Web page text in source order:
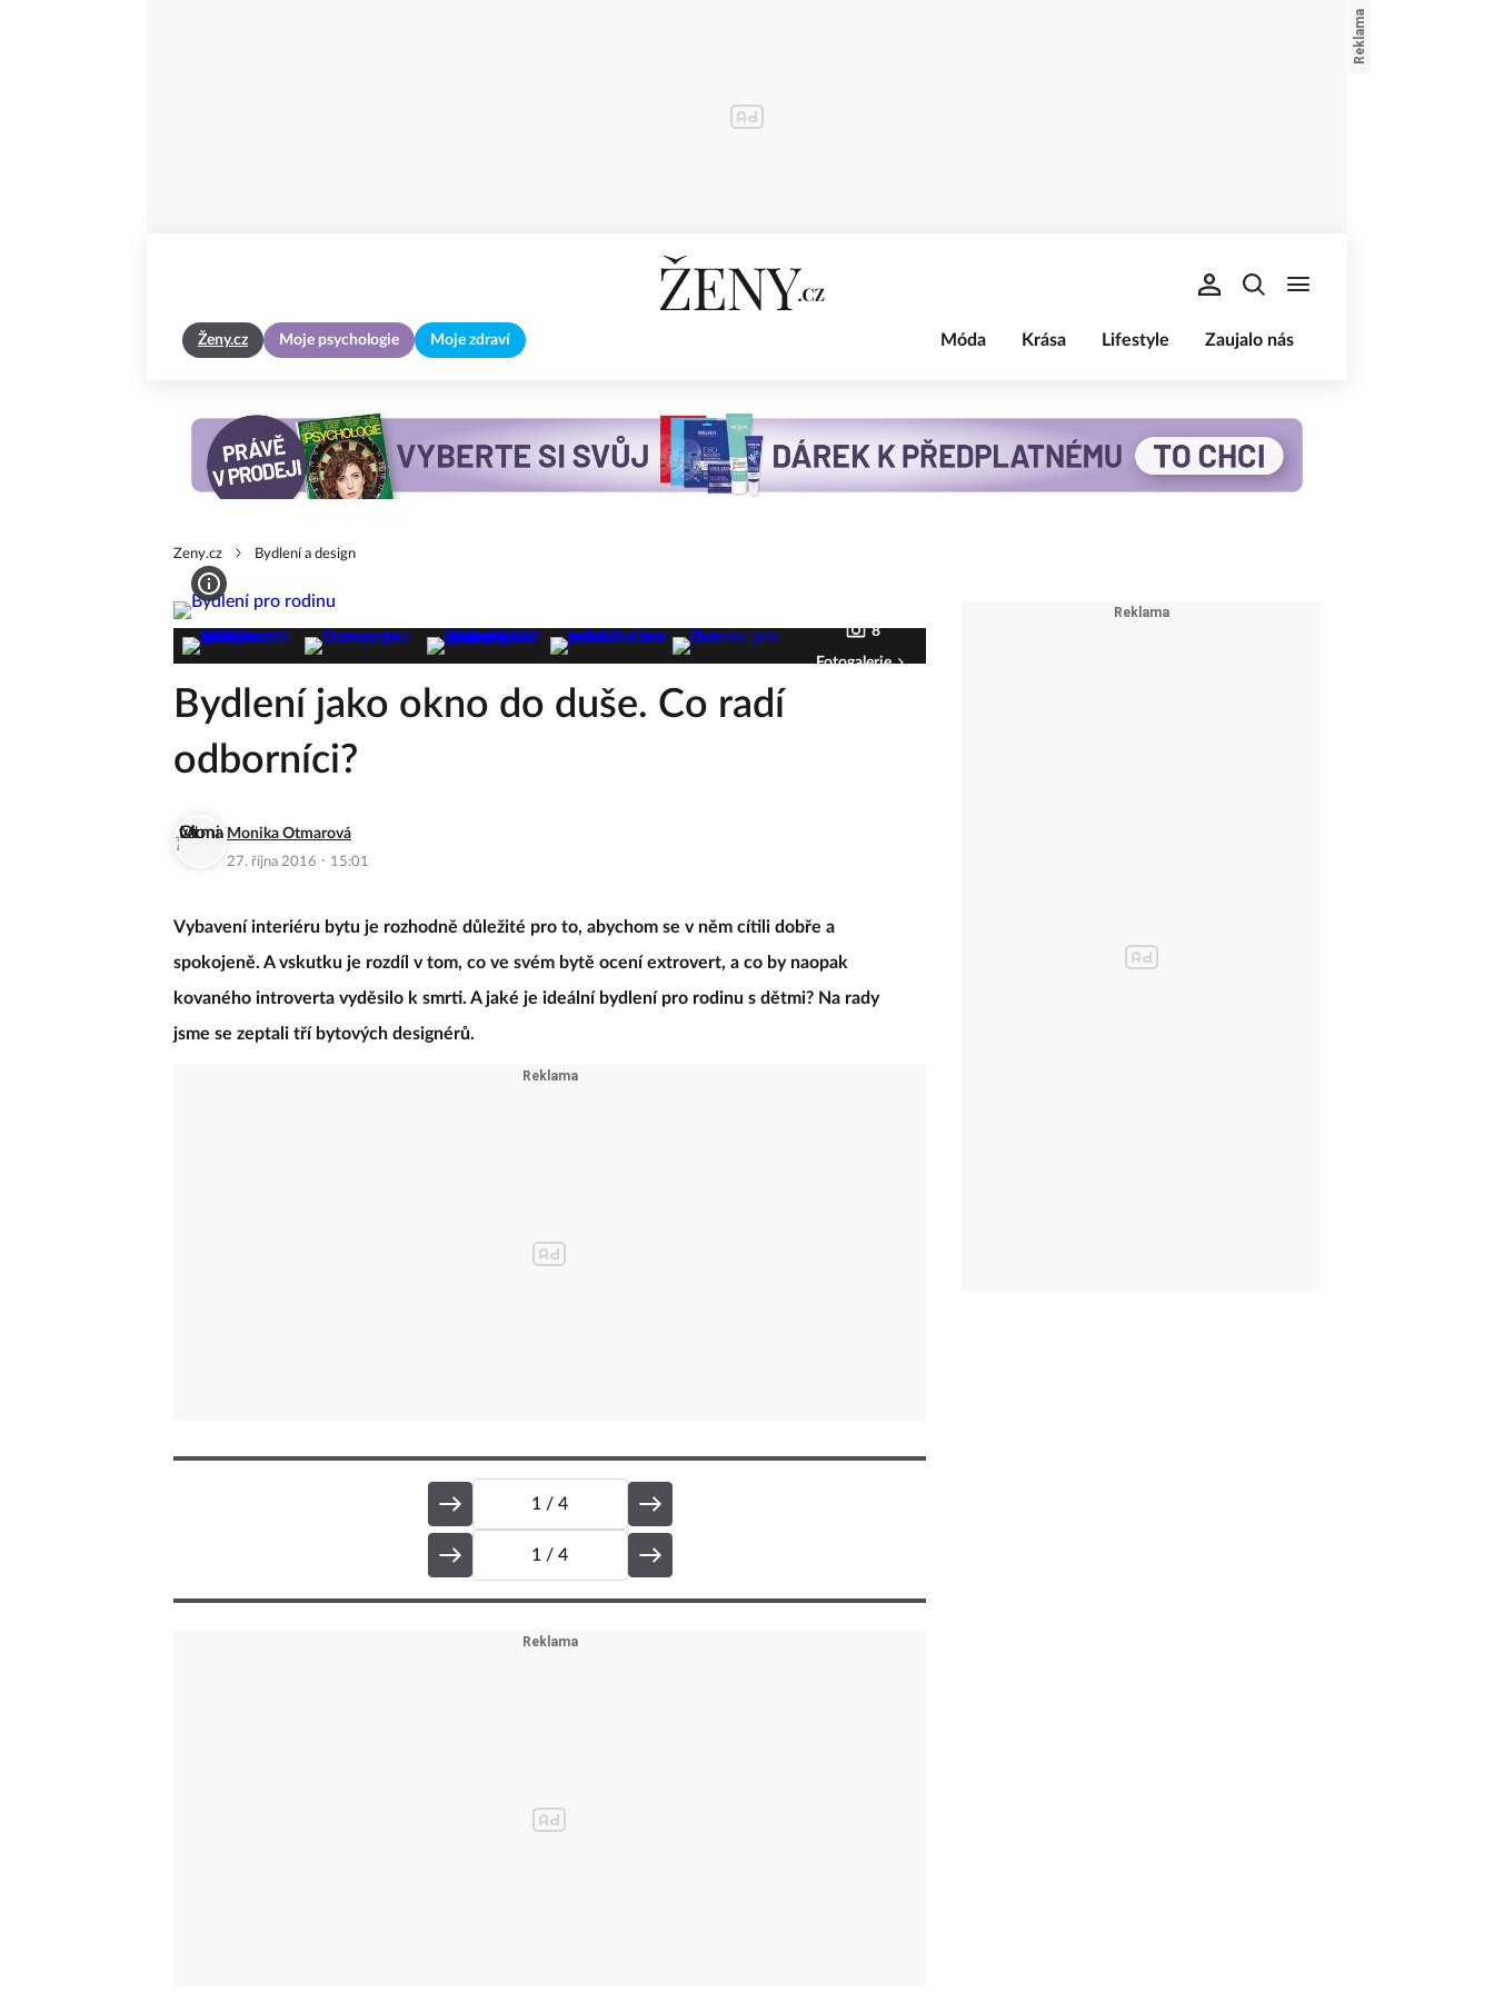
Ženy.cz Moje psychologie Moje zdraví Móda Krása Lifestyle Zaujalo nás
Zeny.cz Bydlení a design
8
Fotogalerie
Bydlení jako okno do duše. Co radí
odborníci?
Monika Otmarová
27. října 2016 · 15:01
Vybavení interiéru bytu je rozhodně důležité pro to, abychom se v něm cítili dobře a
spokojeně. A vskutku je rozdíl v tom, co ve svém bytě ocení extrovert, a co by naopak
kovaného introverta vyděsilo k smrti. A jaké je ideální bydlení pro rodinu s dětmi? Na rady
jsme se zeptali tří bytových designérů.
1 / 4
1 / 4